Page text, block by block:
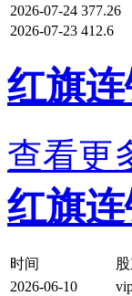
2026-07-24 377.26
2026-07-23 412.6
红旗
查看更
红旗
时间
2026-06-10